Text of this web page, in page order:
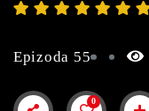
Epizoda 55
0